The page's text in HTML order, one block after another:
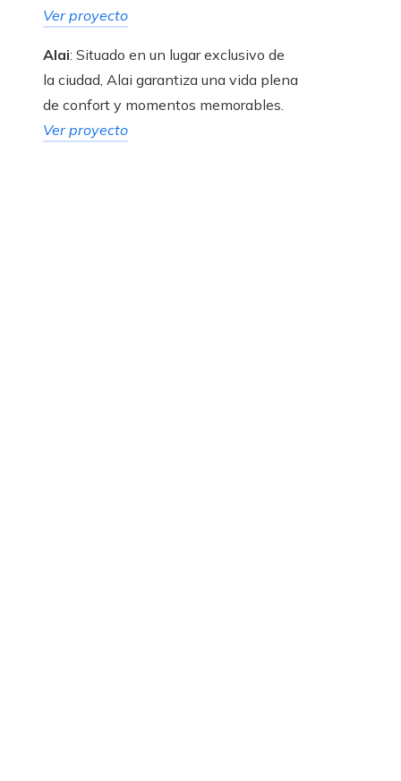
Ver proyecto
Alai: Situado en un lugar exclusivo de
la ciudad, Alai garantiza una vida plena
de confort y momentos memorables.
Ver proyecto